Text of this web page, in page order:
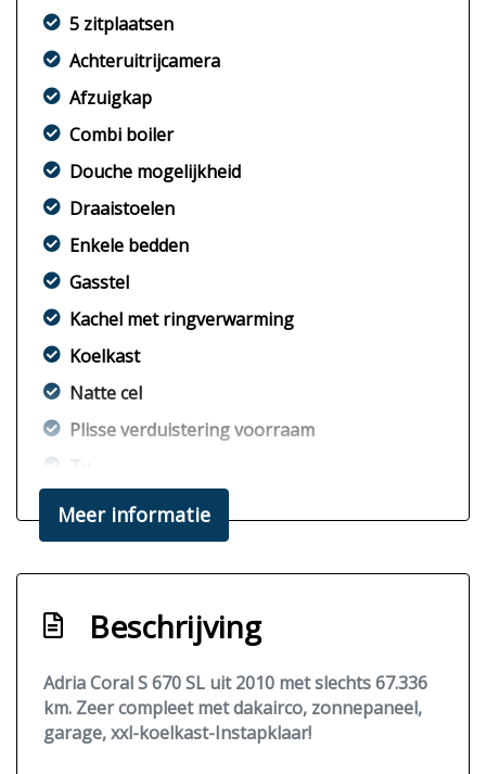
5 zitplaatsen
Achteruitrijcamera
Afzuigkap
Combi boiler
Douche mogelijkheid
Draaistoelen
Enkele bedden
Gasstel
Kachel met ringverwarming
Koelkast
Natte cel
Plisse verduistering voorraam
Xxl-koelkast
Exterieur
Cruise-control
Fietsendrager
Grote garage
Hordeur
Meer informatie
Beschrijving
Adria Coral S 670 SL uit 2010 met slechts 67.336
km. Zeer compleet met dakairco, zonnepaneel,
garage, xxl-koelkast-Instapklaar!